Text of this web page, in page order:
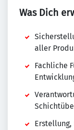
Was Dich
aller
Fachliche